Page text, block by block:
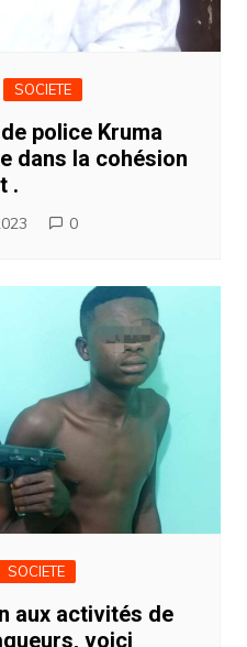
SOCIETE
police Kruma
dans la cohésion
.
0
SOCIETE
aux activités de
voici